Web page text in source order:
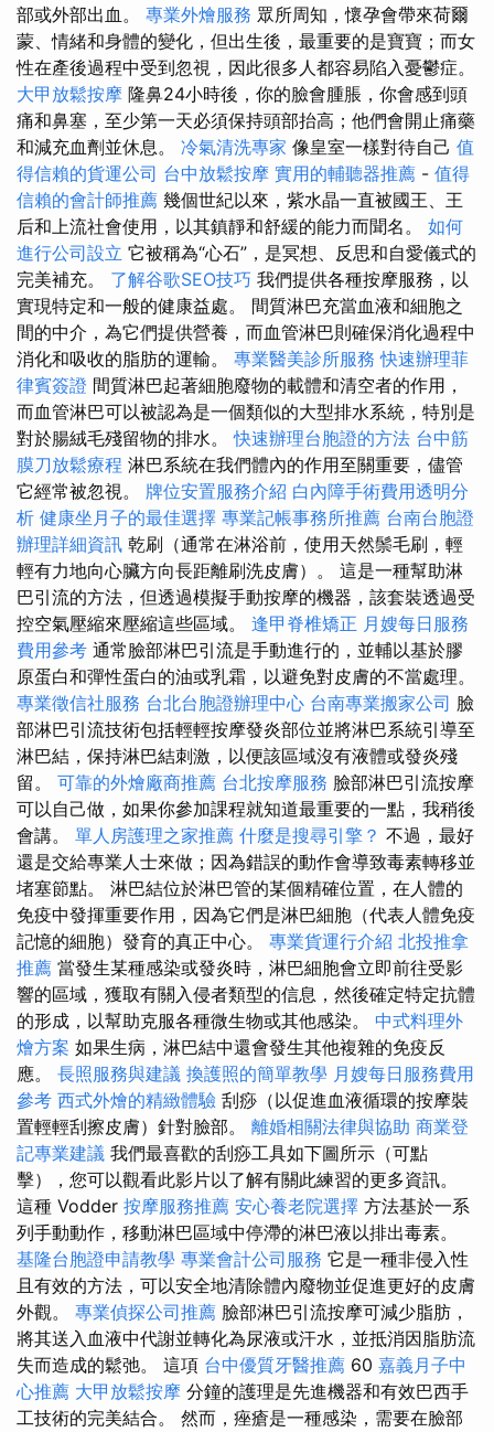
部或外部出血。 專業外燴服務 眾所周知，懷孕會帶來荷爾
蒙、情緒和身體的變化，但出生後，最重要的是寶寶；而女
性在產後過程中受到忽視，因此很多人都容易陷入憂鬱症。
大甲放鬆按摩 隆鼻24小時後，你的臉會腫脹，你會感到頭
痛和鼻塞，至少第一天必須保持頭部抬高；他們會開止痛藥
和減充血劑並休息。 冷氣清洗專家 像皇室一樣對待自己 值
得信賴的貨運公司 台中放鬆按摩 實用的輔聽器推薦 - 值得
信賴的會計師推薦 幾個世紀以來，紫水晶一直被國王、王
后和上流社會使用，以其鎮靜和舒緩的能力而聞名。 如何
進行公司設立 它被稱為“心石”，是冥想、反思和自愛儀式的
完美補充。 了解谷歌SEO技巧 我們提供各種按摩服務，以
實現特定和一般的健康益處。 間質淋巴充當血液和細胞之
間的中介，為它們提供營養，而血管淋巴則確保消化過程中
消化和吸收的脂肪的運輸。 專業醫美診所服務 快速辦理菲
律賓簽證 間質淋巴起著細胞廢物的載體和清空者的作用，
而血管淋巴可以被認為是一個類似的大型排水系統，特別是
對於腸絨毛殘留物的排水。快速辦理台胞證的方法 台中筋
膜刀放鬆療程 淋巴系統在我們體內的作用至關重要，儘管
它經常被忽視。 牌位安置服務介紹 白內障手術費用透明分
析 健康坐月子的最佳選擇 專業記帳事務所推薦 台南台胞證
辦理詳細資訊 乾刷（通常在淋浴前，使用天然鬃毛刷，輕
輕有力地向心臟方向長距離刷洗皮膚）。 這是一種幫助淋
巴引流的方法，但透過模擬手動按摩的機器，該套裝透過受
控空氣壓縮來壓縮這些區域。 逢甲脊椎矯正 月嫂每日服務
費用參考 通常臉部淋巴引流是手動進行的，並輔以基於膠
原蛋白和彈性蛋白的油或乳霜，以避免對皮膚的不當處理。
專業徵信社服務 台北台胞證辦理中心 台南專業搬家公司 臉
部淋巴引流技術包括輕輕按摩發炎部位並將淋巴系統引導至
淋巴結，保持淋巴結刺激，以便該區域沒有液體或發炎殘
留。 可靠的外燴廠商推薦 台北按摩服務 臉部淋巴引流按摩
可以自己做，如果你參加課程就知道最重要的一點，我稍後
會講。 單人房護理之家推薦 什麼是搜尋引擎？ 不過，最好
還是交給專業人士來做；因為錯誤的動作會導致毒素轉移並
堵塞節點。 淋巴結位於淋巴管的某個精確位置，在人體的
免疫中發揮重要作用，因為它們是淋巴細胞（代表人體免疫
記憶的細胞）發育的真正中心。 專業貨運行介紹 北投推拿
推薦 當發生某種感染或發炎時，淋巴細胞會立即前往受影
響的區域，獲取有關入侵者類型的信息，然後確定特定抗體
的形成，以幫助克服各種微生物或其他感染。 中式料理外
燴方案 如果生病，淋巴結中還會發生其他複雜的免疫反
應。 長照服務與建議 換護照的簡單教學 月嫂每日服務費用
參考 西式外燴的精緻體驗 刮痧（以促進血液循環的按摩裝
置輕輕刮擦皮膚）針對臉部。 離婚相關法律與協助 商業登
記專業建議 我們最喜歡的刮痧工具如下圖所示（可點
擊），您可以觀看此影片以了解有關此練習的更多資訊。
這種 Vodder 按摩服務推薦 安心養老院選擇 方法基於一系
列手動動作，移動淋巴區域中停滯的淋巴液以排出毒素。
基隆台胞證申請教學 專業會計公司服務 它是一種非侵入性
且有效的方法，可以安全地清除體內廢物並促進更好的皮膚
外觀。 專業偵探公司推薦 臉部淋巴引流按摩可減少脂肪，
將其送入血液中代謝並轉化為尿液或汗水，並抵消因脂肪流
失而造成的鬆弛。 這項 台中優質牙醫推薦 60 嘉義月子中
心推薦 大甲放鬆按摩 分鐘的護理是先進機器和有效巴西手
工技術的完美結合。 然而，痤瘡是一種感染，需要在臉部